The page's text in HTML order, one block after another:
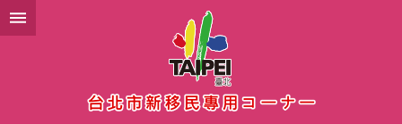
メインコンテンツブロックにスキップ